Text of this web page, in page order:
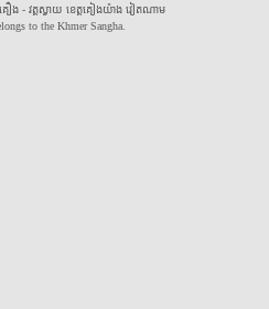
វត្តស្វាយ ខេត្តគៀងយ៉ាង វៀតណាម
to the Khmer Sangha.